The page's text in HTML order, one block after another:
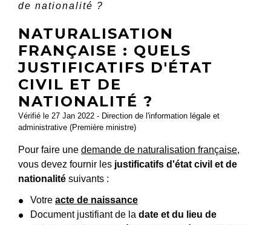
de nationalité ?
NATURALISATION
FRANÇAISE : QUELS
JUSTIFICATIFS D'ÉTAT
CIVIL ET DE
NATIONALITÉ ?
Vérifié le 27 Jan 2022 - Direction de l'information légale et
administrative (Première ministre)
Pour faire une demande de naturalisation française,
vous devez fournir les justificatifs d'état civil et de
nationalité suivants :
Votre acte de naissance
Document justifiant de la date et du lieu de